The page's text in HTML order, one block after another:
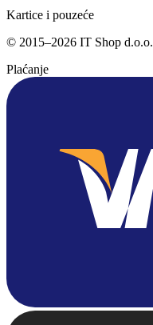
Kartice i pouzeće
© 2015–2026 IT Shop d.o.o.
Plaćanje